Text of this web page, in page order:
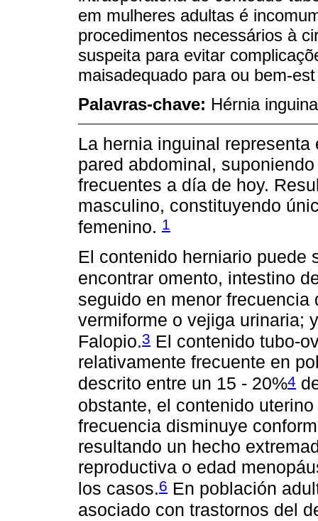
em mulheres adultas é
procedimentos necessários à
suspeita para evitar
maisadequado para ou bem-
Palavras-chave: Hérnia
La hernia inguinal
pared abdominal,
frecuentes a día de hoy.
masculino, constituyendo
femenino. 1
El contenido herniario puede
encontrar omento, intestino
seguido en menor
vermiforme o vejiga urinaria;
Falopio.3 El contenido tubo-
relativamente frecuente en
descrito entre un 15 - 20%4
obstante, el contenido
frecuencia disminuye
resultando un hecho
reproductiva o edad
los casos.6 En población
asociado con trastornos del